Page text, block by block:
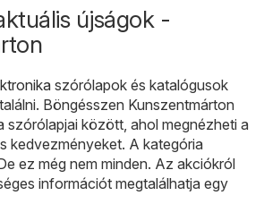
újságok -
szórólapok és katalógusok
Böngésszen Kunszentmárton
szórólapjai között, ahol megnézheti a
kedvezményeket. A kategória
ez még nem minden. Az akciókról
információt megtalálhatja egy